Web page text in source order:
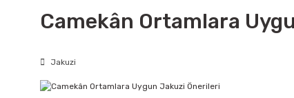
Camekân Ortamlara
Jakuzi